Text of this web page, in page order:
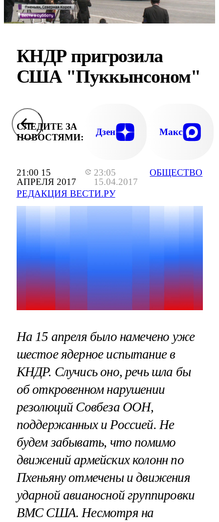
21:00 15
АПРЕЛЯ 2017
23:05
15.04.2017
РЕДАКЦИЯ ВЕСТИ.РУ
ОБЩЕСТВО
КНДР пригрозила
США "Пуккынсоном"
СЛЕДИТЕ ЗА
НОВОСТЯМИ:
Дзен Макс
На 15 апреля было намечено уже
шестое ядерное испытание в
КНДР. Случись оно, речь шла бы
об откровенном нарушении
резолюций Совбеза ООН,
поддержанных и Россией. Не
будем забывать, что помимо
движений армейских колонн по
Пхеньяну отмечены и движения
ударной авианосной группировки
ВМС США. Несмотря на